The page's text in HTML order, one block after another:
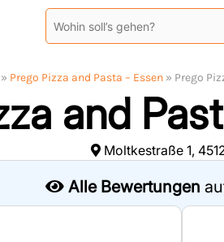
» Prego Pizza and Pasta – Essen» Prego
and
Moltkestraße 1,
Alle Bewertungen